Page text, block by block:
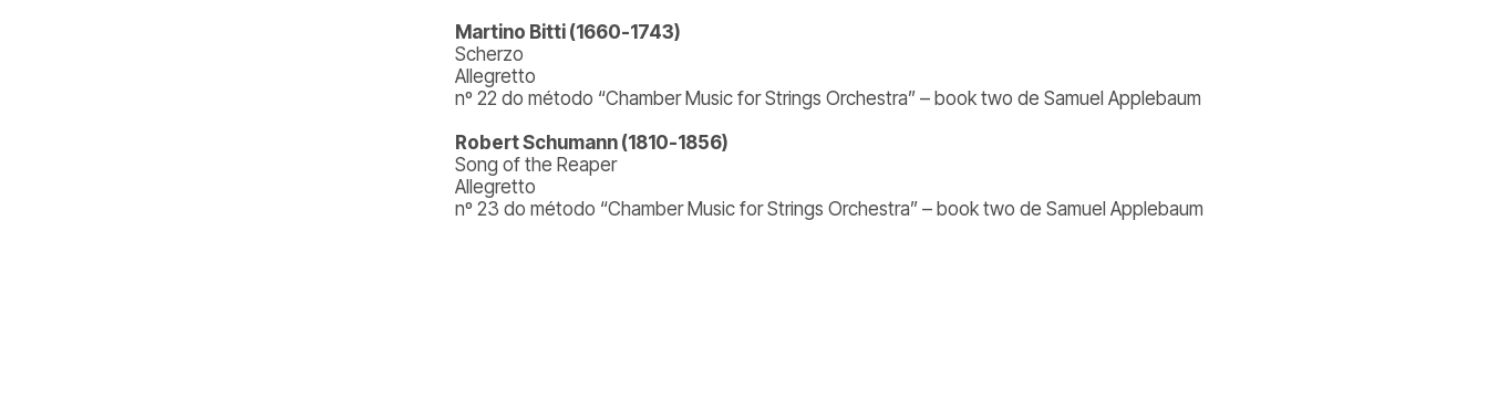
Martino Bitti (1660-1743)
Scherzo
Allegretto
nº 22 do método “Chamber Music for Strings Orchestra” – book two de Samuel Applebaum
Robert Schumann (1810-1856)
Song of the Reaper
Allegretto
nº 23 do método “Chamber Music for Strings Orchestra” – book two de Samuel Applebaum